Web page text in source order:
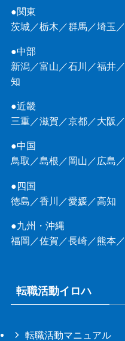
●関東
茨城／栃木 ／群馬／埼玉 ／
●中部
新潟／富山 ／石川 ／福井／
知
●近畿
三重／滋賀 ／京都／大阪 ／
●中国
鳥取 ／島根 ／ 岡山 ／ 広島 ／
●四国
徳島 ／香川 ／愛媛／高知
●九州・沖縄
福岡 ／佐賀 ／長崎／熊本／
転職活動イロハ
転職活動マニュアル